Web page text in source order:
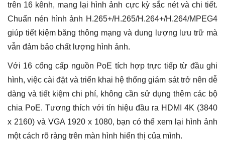
trên 16 kênh, mang lại hình ảnh cực kỳ sắc nét và chi tiết.
Chuẩn nén hình ảnh H.265+/H.265/H.264+/H.264/MPEG4
giúp tiết kiệm băng thông mạng và dung lượng lưu trữ mà
vẫn đảm bảo chất lượng hình ảnh.
Với 16 cổng cấp nguồn PoE tích hợp trực tiếp từ đầu ghi
hình, việc cài đặt và triển khai hệ thống giám sát trở nên dễ
dàng và tiết kiệm chi phí, không cần sử dụng thêm các bộ
chia PoE. Tương thích với tín hiệu đầu ra HDMI 4K (3840
x 2160) và VGA 1920 x 1080, bạn có thể xem lại hình ảnh
một cách rõ ràng trên màn hình hiển thị của mình.